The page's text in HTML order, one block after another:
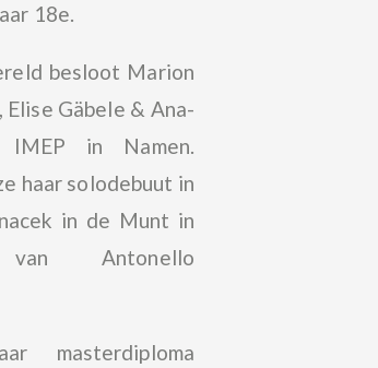
18e.
besloot Marion
Gäbele & Ana-
IMEP in Namen.
haar solodebuut in
in de Munt in
Antonello
masterdiploma